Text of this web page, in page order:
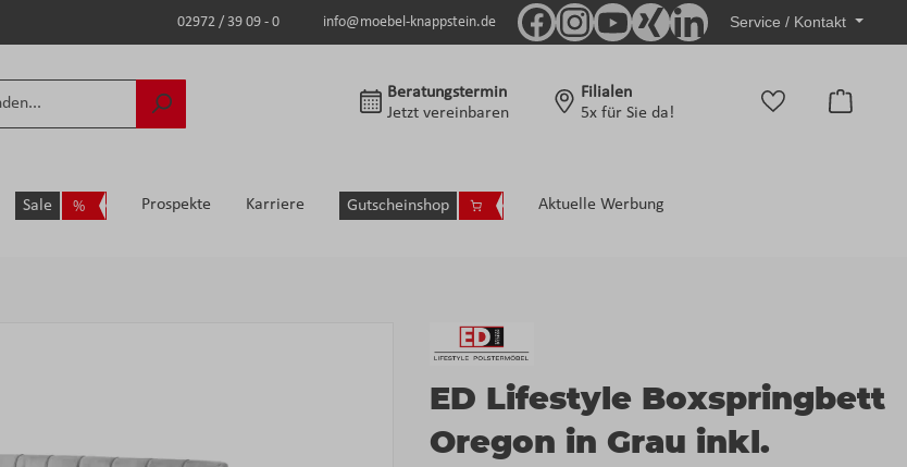
02972 / 39 09 - 0 info@moebel-knappstein.de Service / Kontakt
Beratungstermin
Jetzt vereinbaren
Filialen
5x für Sie da!
Sale Prospekte Karriere Gutscheinshop Aktuelle Werbung
ED Lifestyle Boxspringbett
Oregon in Grau inkl.